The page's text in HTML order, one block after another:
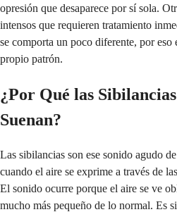
opresión que desaparece por sí sola.
intensos que requieren tratamiento
se comporta un poco diferente, por eso
propio patrón.
¿Por Qué las
Suenan?
Las sibilancias son ese sonido agudo
cuando el aire se exprime a través de
El sonido ocurre porque el aire se ve
mucho más pequeño de lo normal. Es